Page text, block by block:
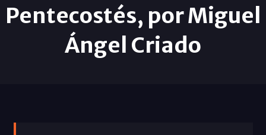
Pentecostés, por Miguel
Ángel Criado